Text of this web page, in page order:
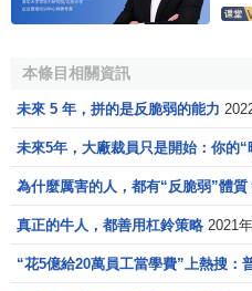
一頭保守，一頭激進，拒絕
喜歡做債券的人，可能更熟
一頭配長債，避開中期債，短
收益，同時使用可以抵消利率
其實，很多成功的生意人
產中，小部分資金大膽試錯那
本條目相關資訊
未來 5 年，拼的是反脆弱的能力
未來5年，大廠裁員只是開始：你的
為什麼厲害的人，都有“反脆弱”體質
真正的牛人，都善用杠鈴策略 2021